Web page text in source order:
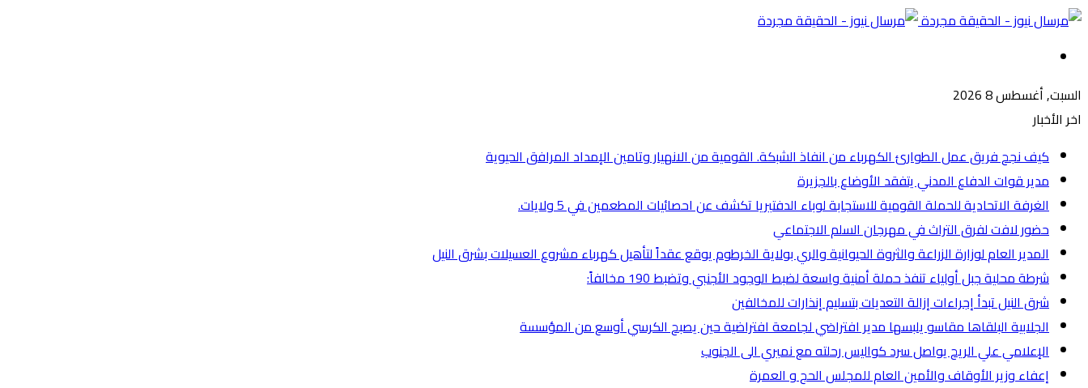
السبت, أغسطس 8 2026
اخر الأخبار
كيف نجح فريق عمل الطوارئ الكهرباء من انفاذ الشبكة. القومية من الانهيار وتامين الإمداد المرافق الحيوية
مدير قوات الدفاع المدني يتفقد الأوضاع بالجزيرة
الغرفة الاتحادية للحملة القومية للاستجابة لوباء الدفتيريا تكشف عن احصائيات المطعمين في 5 ولايات.
حضور لافت لفرق التراث في مهرجان السلم الاجتماعي
المدير العام لوزارة الزراعة والثروة الحيوانية والري بولاية الخرطوم يوقع عقداً لتأهيل كهرباء مشروع العسيلات بشرق النيل
شرطة محلية جبل أولياء تنفذ حملة أمنية واسعة لضبط الوجود الأجنبي وتضبط 190 مخالفاً:
شرق النيل تبدأ إجراءات إزالة التعديات بتسليم إنذارات للمخالفين
الجلابية البلقاها مقاسو يلبسها ​مدير افتراضي لجامعة افتراضية حين يصبح الكرسي أوسع من المؤسسة
الإعلامي علي الريح يواصل سرد كواليس رحلته مع نميري الى الجنوب
إعفاء وزير الأوقاف والأمين العام للمجلس الحج و العمرة